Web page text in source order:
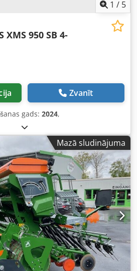
1 / 5
XMS 950 SB 4-
Zvanīt
gads: 2024,
Mazā sludinājuma